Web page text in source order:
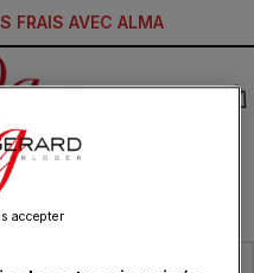
FRAIS AVEC ALMA
accepter